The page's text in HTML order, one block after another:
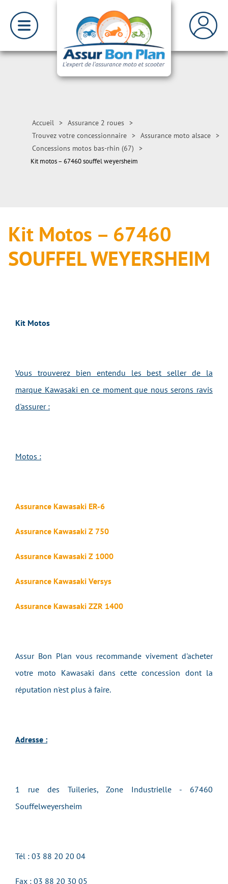
Accueil > Assurance 2 roues >
Trouvez votre concessionnaire > Assurance moto alsace >
Concessions motos bas-rhin (67)
>
Kit motos – 67460 souffel weyersheim
Kit Motos – 67460
SOUFFEL WEYERSHEIM
Kit Motos
Vous trouverez bien entendu les best seller de la
marque Kawasaki en ce moment que nous serons ravis
d'assurer :
Motos :
Assurance Kawasaki ER-6
Assurance Kawasaki Z 750
Assurance Kawasaki Z 1000
Assurance Kawasaki Versys
Assurance Kawasaki ZZR 1400
Assur Bon Plan vous recommande vivement d'acheter
votre moto Kawasaki dans cette concession dont la
réputation n'est plus à faire.
Adresse :
1 rue des Tuileries, Zone Industrielle - 67460
Souffelweyersheim
Tél : 03 88 20 20 04
Fax : 03 88 20 30 05